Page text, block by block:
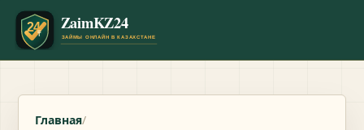
Главная/